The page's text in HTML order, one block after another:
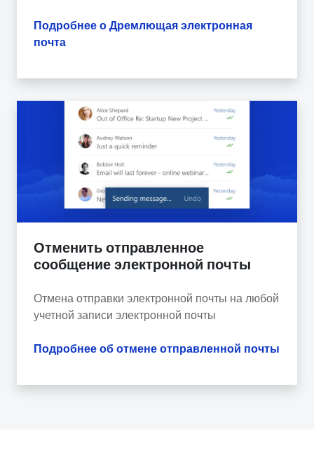
Подробнее о Дремлющая электронная
почта
Отменить отправленное
сообщение электронной почты
Отмена отправки электронной почты на любой
учетной записи электронной почты
Подробнее об отмене отправленной почты